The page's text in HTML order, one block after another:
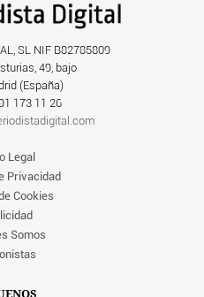
SL NIF B82785809
49, bajo
(España)
173 11 26
Legal
Privacidad
Cookies
Somos